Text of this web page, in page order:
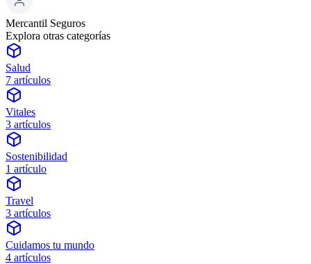
Mercantil Seguros
Explora otras categorías
Salud
7 artículos
Vitales
3 artículos
Sostenibilidad
1 artículo
Travel
3 artículos
Cuidamos tu mundo
4 artículos